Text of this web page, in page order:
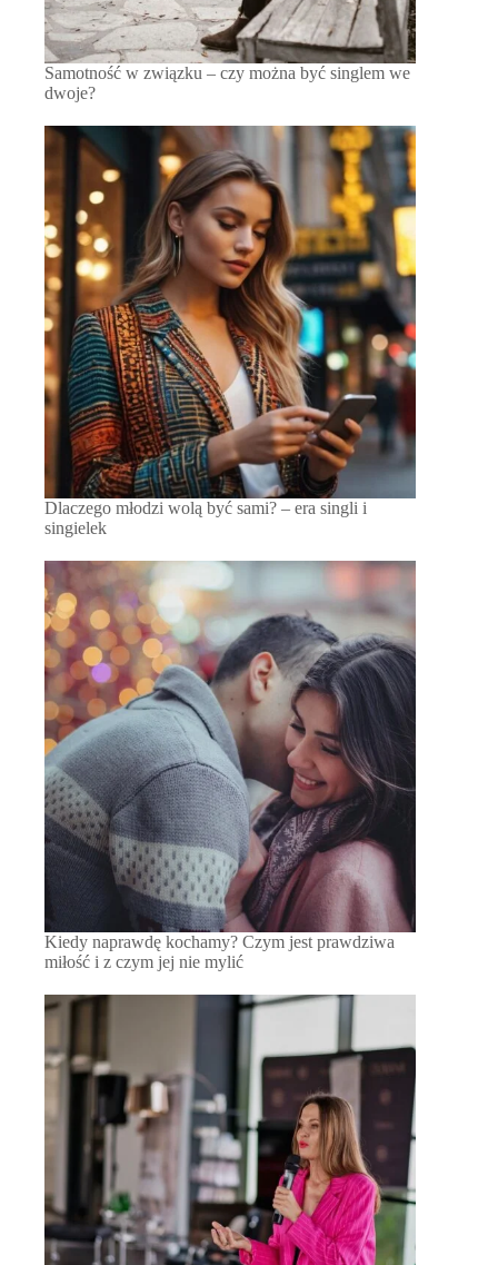
Samotność w związku – czy można być singlem we
dwoje?
Dlaczego młodzi wolą być sami? – era singli i
singielek
Kiedy naprawdę kochamy? Czym jest prawdziwa
miłość i z czym jej nie mylić